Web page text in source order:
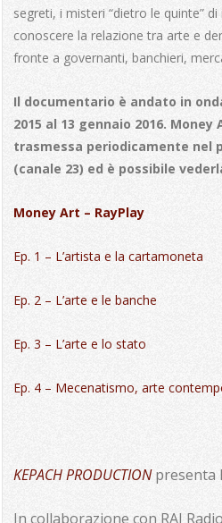
segreti, i misteri “dietro le quinte”
conoscere la relazione tra arte e
fronte a governanti, banchieri,
Il documentario è andato in
2015 al 13 gennaio 2016.
trasmessa periodicamente nel
(canale 23) ed è possibile
Money Art – RayPlay
Ep. 1 – L’artista e la cartamoneta
Ep. 2 – L’arte e le banche
Ep. 3 – L’arte e lo stato
Ep. 4 – Mecenatismo, arte
KEPACH PRODUCTION presenta
In collaborazione con RAI